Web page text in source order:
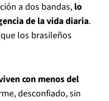
a dos bandas, lo
de la vida diaria.
los brasileños
con menos del
desconfiado, sin